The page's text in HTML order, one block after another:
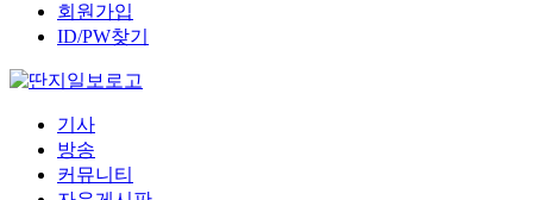
회원가입
ID/PW찾기
기사
방송
커뮤니티